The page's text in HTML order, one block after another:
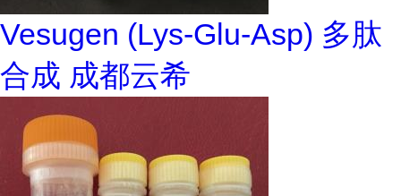
Vesugen (Lys-Glu-Asp) 多肽
合成 成都云希